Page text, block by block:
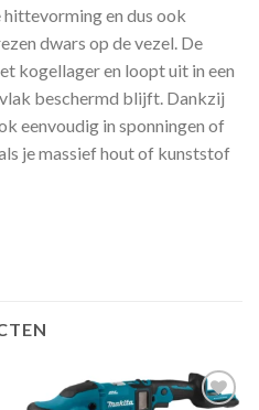
en dus ook
dwars op de vezel. De
kogellager en loopt uit in een
beschermd blijft. Dankzij
eenvoudig in sponningen of
je massief hout of kunststof